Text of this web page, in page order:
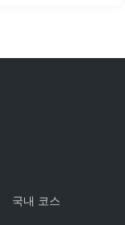
국내 코스